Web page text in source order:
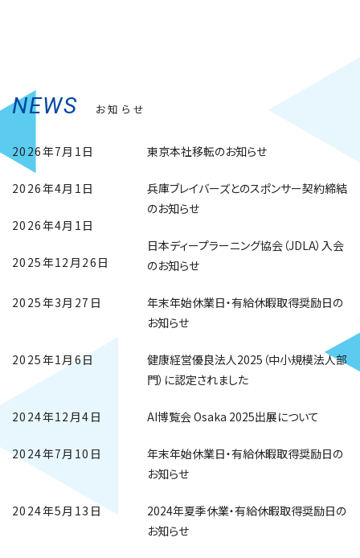
NEWS お知らせ
2026年7月1日 東京本社移転のお知らせ
2026年4月1日
兵庫ブレイバーズとのスポンサー契約締結
のお知らせ
2026年4月1日
日本ディープラーニング協会（JDLA）入会
のお知らせ
2025年12月26日
年末年始休業日・有給休暇取得奨励日の
お知らせ
2025年3月27日
健康経営優良法人2025（中小規模法人部
門）に認定されました
2025年1月6日
AI博覧会 Osaka 2025出展について
2024年12月4日
年末年始休業日・有給休暇取得奨励日の
お知らせ
2024年7月10日
2024年夏季休業・有給休暇取得奨励日の
お知らせ
2024年5月13日